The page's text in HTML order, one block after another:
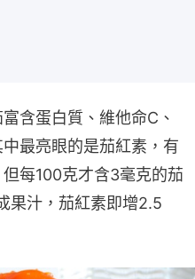
含蛋白質、維他命C、
最亮眼的是茄紅素，有
每100克才含3毫克的茄
果汁，茄紅素即增2.5